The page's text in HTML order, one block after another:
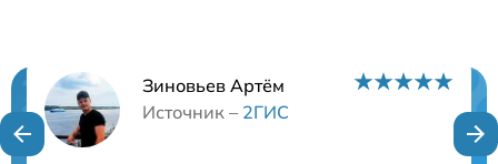
Зиновьев Артём
Источник – 2ГИС
Нужна консультация?